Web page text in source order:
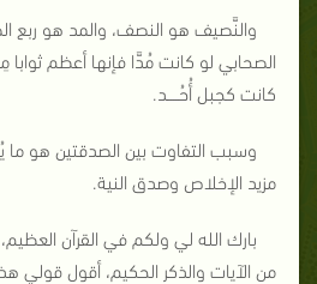
والنَّصيف هو النصف، والمد هو ربع
الصحابي لو كانت مُدَّا فإنها أعظم
كانت كجبل أُحُـــــد.
وسبب التفاوت بين الصدقتين هو ما
مزيد الإخلاص وصدق النية.
بارك الله لي ولكم في القرآن
من الآيات والذكر الحكيم، أقول قولي